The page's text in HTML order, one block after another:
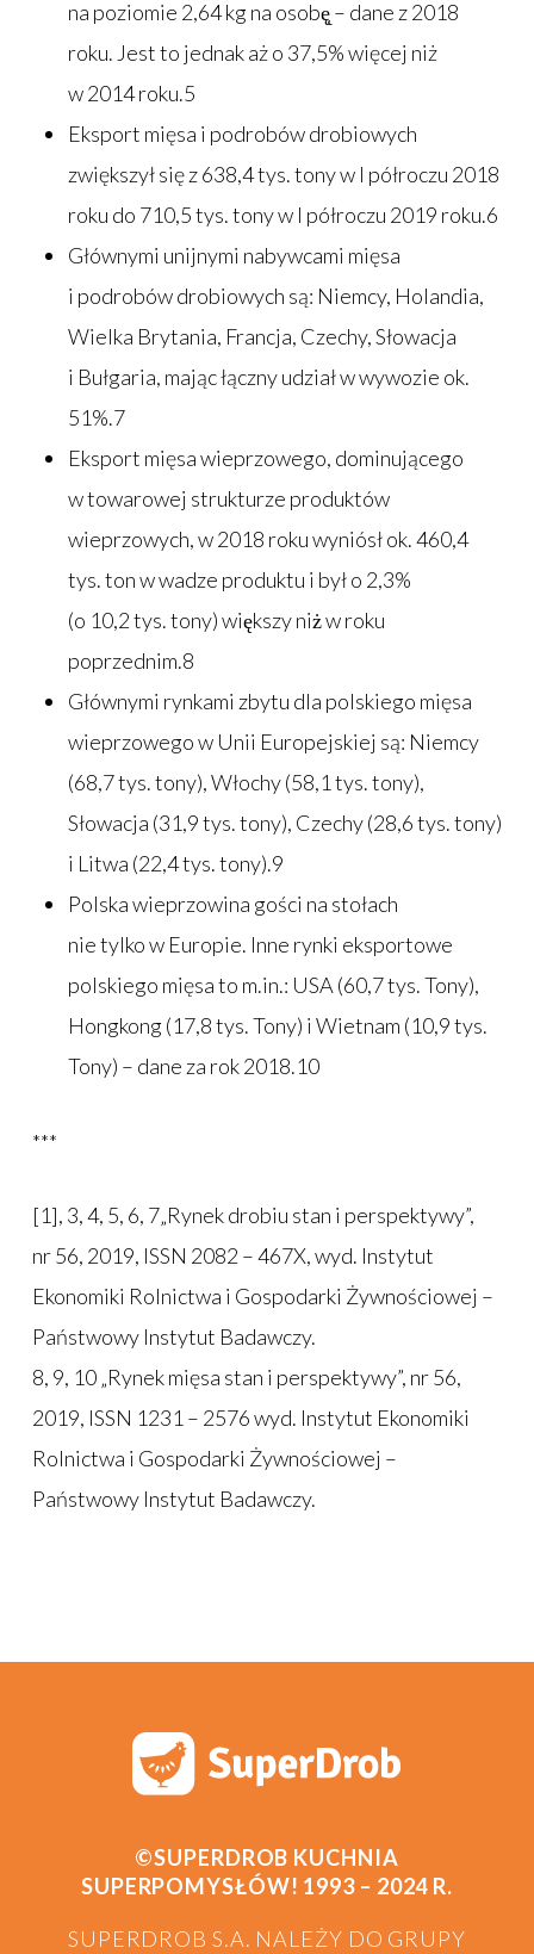
na poziomie 2,64 kg na osobę̨ – dane z 2018
roku. Jest to jednak aż o 37,5% więcej niż
w 2014 roku.5
Eksport mięsa i podrobów drobiowych
zwiększył się z 638,4 tys. tony w I półroczu 2018
roku do 710,5 tys. tony w I półroczu 2019 roku.6
Głównymi unijnymi nabywcami mięsa
i podrobów drobiowych są: Niemcy, Holandia,
Wielka Brytania, Francja, Czechy, Słowacja
i Bułgaria, mając łączny udział w wywozie ok.
51%.7
Eksport mięsa wieprzowego, dominującego
w towarowej strukturze produktów
wieprzowych, w 2018 roku wyniósł ok. 460,4
tys. ton w wadze produktu i był o 2,3%
(o 10,2 tys. tony) większy niż w roku
poprzednim.8
Głównymi rynkami zbytu dla polskiego mięsa
wieprzowego w Unii Europejskiej są: Niemcy
(68,7 tys. tony), Włochy (58,1 tys. tony),
Słowacja (31,9 tys. tony), Czechy (28,6 tys. tony)
i Litwa (22,4 tys. tony).9
Polska wieprzowina gości na stołach
nie tylko w Europie. Inne rynki eksportowe
polskiego mięsa to m.in.: USA (60,7 tys. Tony),
Hongkong (17,8 tys. Tony) i Wietnam (10,9 tys.
Tony) – dane za rok 2018.10
***
[1], 3, 4, 5, 6, 7„Rynek drobiu stan i perspektywy”,
nr 56, 2019, ISSN 2082 – 467X, wyd. Instytut
Ekonomiki Rolnictwa i Gospodarki Żywnościowej –
Państwowy Instytut Badawczy.
8, 9, 10 „Rynek mięsa stan i perspektywy”, nr 56,
2019, ISSN 1231 – 2576 wyd. Instytut Ekonomiki
Rolnictwa i Gospodarki Żywnościowej –
Państwowy Instytut Badawczy.
©SUPERDROB KUCHNIA
SUPERPOMYSŁÓW! 1993 – 2024 R.
SUPERDROB S.A. NALEŻY DO GRUPY